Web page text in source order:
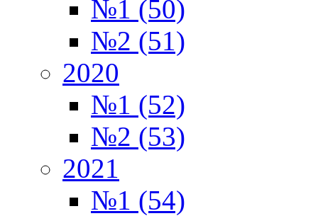
№1 (50)
№2 (51)
2020
№1 (52)
№2 (53)
2021
№1 (54)